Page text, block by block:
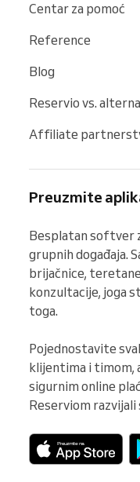
Centar za pomoć
Reference
Blog
Reservio vs.
Affiliate
Preuzmite
Besplatan softver
grupnih događaja.
brijačnice,
konzultacije, joga
toga.
Pojednostavite
klijentima i timom,
sigurnim online
Reserviom razvijali